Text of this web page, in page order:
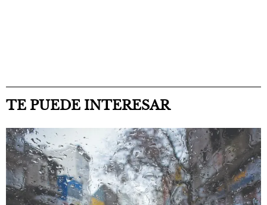
TE PUEDE INTERESAR